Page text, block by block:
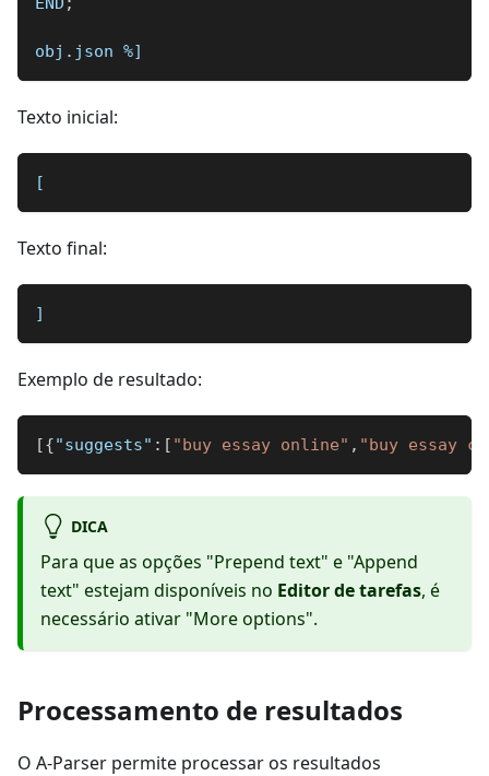
obj . json %]
Texto inicial:
[
Texto final:
]
Exemplo de resultado:
[{"suggests" : [ "buy essay online" , "buy essay
DICA
Para que as opções "Prepend text" e "Append
text" estejam disponíveis no Editor de tarefas, é
necessário ativar "More options".
Processamento de resultados
O A-Parser permite processar os resultados